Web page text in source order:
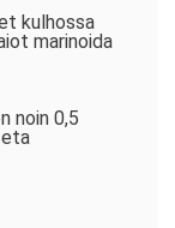
kulhossa
marinoida
noin 0,5